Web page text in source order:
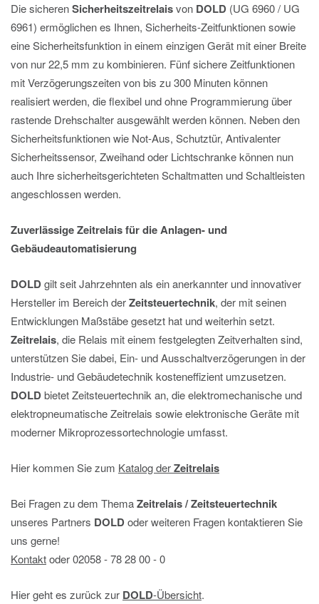
Die sicherenSicherheitszeitrelaisvon DOLD (UG 6960 / UG
6961) ermöglichen es Ihnen, Sicherheits-Zeitfunktionen sowie
eine Sicherheitsfunktion in einem einzigen Gerät mit einer Breite
von nur 22,5 mm zu kombinieren. Fünf sichere Zeitfunktionen
mit Verzögerungszeiten von bis zu 300 Minuten können
realisiert werden, die flexibel und ohne Programmierung über
rastende Drehschalter ausgewählt werden können. Neben den
Sicherheitsfunktionen wie Not-Aus, Schutztür, Antivalenter
Sicherheitssensor, Zweihand oder Lichtschranke können nun
auch Ihre sicherheitsgerichteten Schaltmatten und Schaltleisten
angeschlossen werden.
Zuverlässige Zeitrelais für die Anlagen- und
Gebäudeautomatisierung
DOLDgilt seit Jahrzehnten als ein anerkannter und innovativer
Hersteller im Bereich derZeitsteuertechnik, der mit seinen
Entwicklungen Maßstäbe gesetzt hat und weiterhin setzt.
Zeitrelais, die Relais mit einem festgelegten Zeitverhalten sind,
unterstützen Sie dabei, Ein- und Ausschaltverzögerungen in der
Industrie- und Gebäudetechnik kosteneffizient umzusetzen.
DOLDbietet Zeitsteuertechnik an, die elektromechanische und
elektropneumatische Zeitrelais sowie elektronische Geräte mit
moderner Mikroprozessortechnologie umfasst.
Hier kommen Sie zum Katalog derZeitrelais
Bei Fragen zu dem ThemaZeitrelais / Zeitsteuertechnik
unseres Partners DOLDoder weiteren Fragen kontaktieren Sie
uns gerne!
Kontaktoder 02058 ‐ 78 28 00 ‐ 0
Hier geht es zurück zur DOLD-Übersicht.